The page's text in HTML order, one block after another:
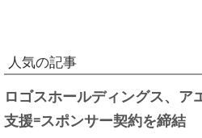
人気の記事
ロゴスホールディングス、ア
支援=スポンサー契約を締結